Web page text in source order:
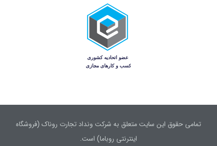
تمامی حقوق این سایت متعلق به شرکت ونداد تجارت روناک (فروشگاه
اینترنتی روباما) است.